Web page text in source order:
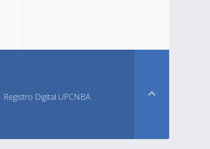
Registro Digital UPCNBA